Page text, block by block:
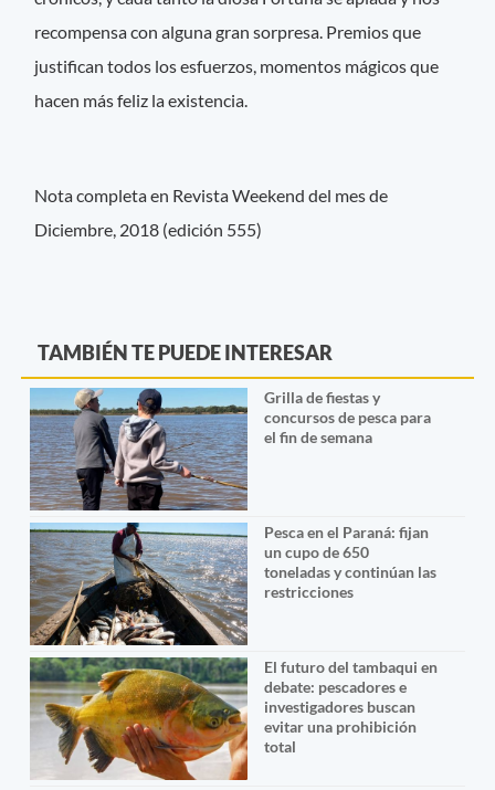
recompensa con alguna gran sorpresa. Premios que
justifican todos los esfuerzos, momentos mágicos que
hacen más feliz la existencia.
Nota completa en Revista Weekend del mes de
Diciembre, 2018 (edición 555)
TAMBIÉN TE PUEDE INTERESAR
Grilla de fiestas y
concursos de pesca para
el fin de semana
Pesca en el Paraná: fijan
un cupo de 650
toneladas y continúan las
restricciones
El futuro del tambaqui en
debate: pescadores e
investigadores buscan
evitar una prohibición
total